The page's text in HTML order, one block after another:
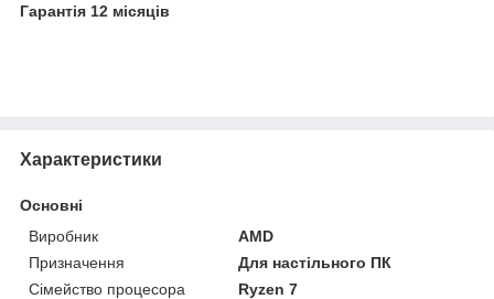
Гарантія 12 місяців
Характеристики
Основні
Виробник
AMD
Призначення
Для настільного ПК
Сімейство процесора
Ryzen 7